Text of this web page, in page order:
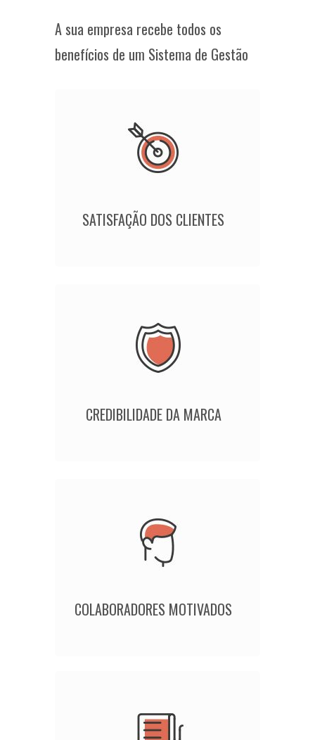
A sua empresa recebe todos os
benefícios de um Sistema de Gestão
SATISFAÇÃO DOS CLIENTES
CREDIBILIDADE DA MARCA
COLABORADORES MOTIVADOS